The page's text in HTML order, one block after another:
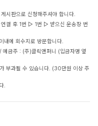
시판으로 신청해주셔야 합니다.
결 후 1번 ▷ 1번 ▷ 받으신 운송장 번
내에 회수지로 방문합니다.
금주 : (주)클릭앤퍼니 (입금자명 옆
부과될 수 있습니다. (30만원 이상 주
.